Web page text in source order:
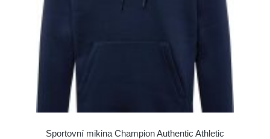
Sportovní mikina Champion Authentic Athletic